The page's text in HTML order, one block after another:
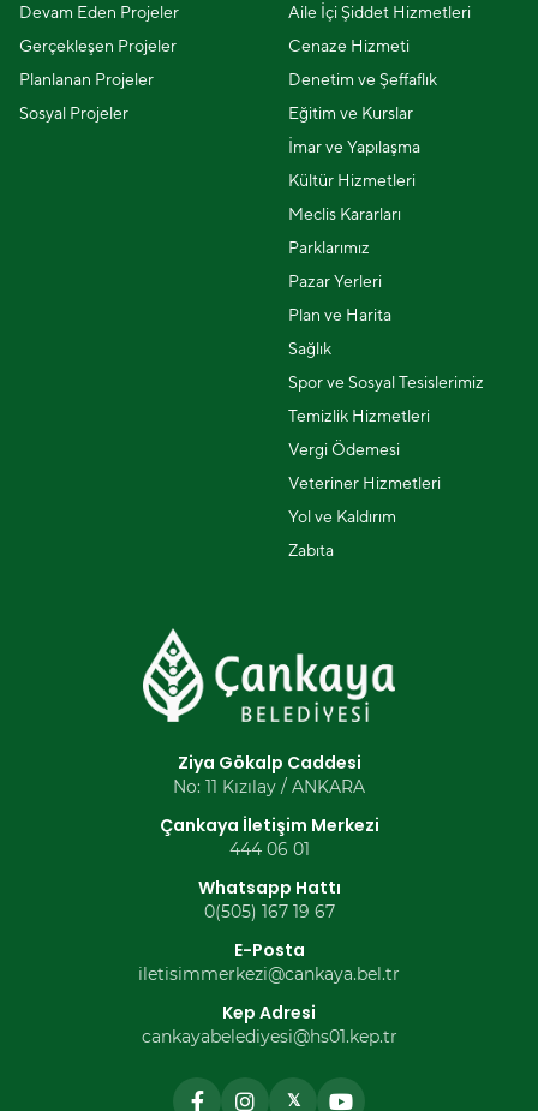
Devam Eden Projeler
Gerçekleşen Projeler
Planlanan Projeler
Sosyal Projeler
Aile İçi Şiddet Hizmetleri
Cenaze Hizmeti
Denetim ve Şeffaflık
Eğitim ve Kurslar
İmar ve Yapılaşma
Kültür Hizmetleri
Meclis Kararları
Parklarımız
Pazar Yerleri
Plan ve Harita
Sağlık
Spor ve Sosyal Tesislerimiz
Temizlik Hizmetleri
Vergi Ödemesi
Veteriner Hizmetleri
Yol ve Kaldırım
Zabıta
Ziya Gökalp Caddesi
No: 11 Kızılay / ANKARA
Çankaya İletişim Merkezi
444 06 01
Whatsapp Hattı
0(505) 167 19 67
E-Posta
iletisimmerkezi@cankaya.bel.tr
Kep Adresi
cankayabelediyesi@hs01.kep.tr
𝕏